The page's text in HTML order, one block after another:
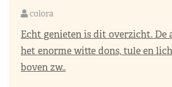
colora
Echt genieten is dit overzicht. De
het enorme witte dons, tule en
boven zw..